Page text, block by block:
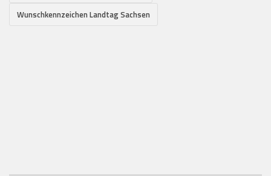
Wunschkennzeichen Landtag Sachsen